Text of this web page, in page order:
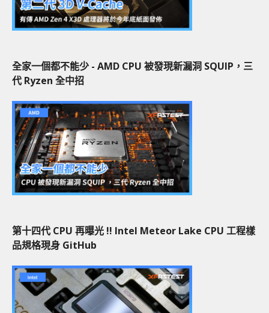
全家一個都不能少 - AMD CPU 被發現新漏洞 SQUIP，三
代 Ryzen 全中招
第十四代 CPU 再曝光 !! Intel Meteor Lake CPU 工程樣
品規格現身 GitHub